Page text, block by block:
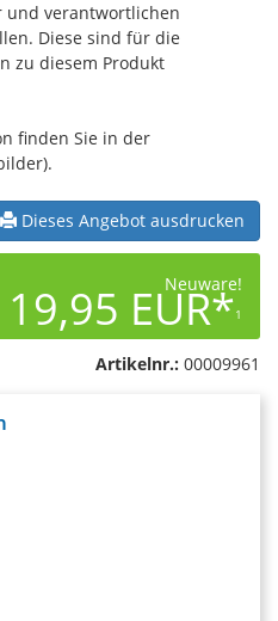
und verantwortlichen
Diese sind für die
zu diesem Produkt
finden Sie in der
Dieses Angebot ausdrucken
Neuware!
EUR*1
Artikelnr.: 00009961